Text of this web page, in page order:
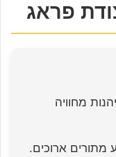
פראג
מחוויה
מתורים ארוכים.